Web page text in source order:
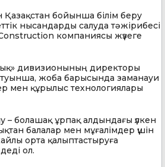
бойынша білім беру
нысандарды салуда тәжірибесі
компаниясы жүзеге
дивизионының директоры
жоба барысында заманауи
мен құрылыс технологиялары
– болашақ ұрпақ алдындағы үлкен
балалар мен мұғалімдер үшін
орта қалыптастыруға
ол.